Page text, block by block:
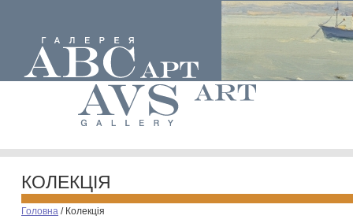
КОЛЕКЦІЯ
Головна / Колекція